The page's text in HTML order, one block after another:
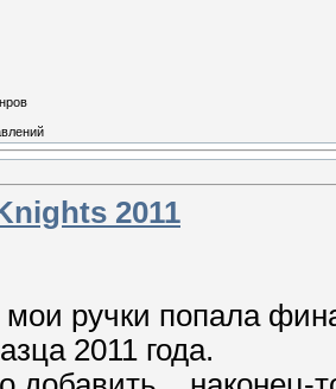
2011
ручки попала
2011 года.